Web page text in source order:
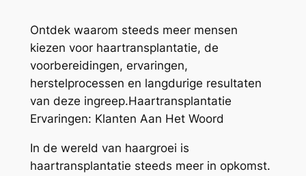
Ontdek waarom steeds meer mensen
kiezen voor haartransplantatie, de
voorbereidingen, ervaringen,
herstelprocessen en langdurige resultaten
van deze ingreep.Haartransplantatie
Ervaringen: Klanten Aan Het Woord
In de wereld van haargroei is
haartransplantatie steeds meer in opkomst.